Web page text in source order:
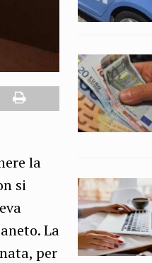
la
si
La
per